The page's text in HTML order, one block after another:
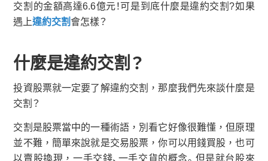
交割的金額高達6.6億元！可是到底什麼是違約交割?如果
遇上違約交割會怎樣？
什麼是違約交割？
投資股票就一定要了解違約交割，那麼我們先來談什麼是
交割？
交割是股票當中的一種術語，別看它好像很難懂，但原理
並不難，簡單來說就是交易股票，你可以用錢買股，也可
以賣股換現，一手交錢、一手交貨的概念。但是就台股來